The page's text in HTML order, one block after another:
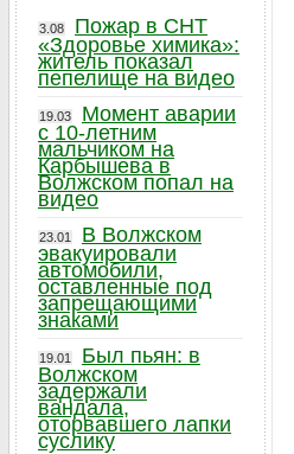
3.08
Пожар в СНТ
«Здоровье химика»:
житель показал
пепелище на видео
19.03
Момент аварии
с 10-летним
мальчиком на
Карбышева в
Волжском попал на
видео
23.01
В Волжском
эвакуировали
автомобили,
оставленные под
запрещающими
знаками
19.01
Был пьян: в
Волжском
задержали
вандала,
оторвавшего лапки
суслику